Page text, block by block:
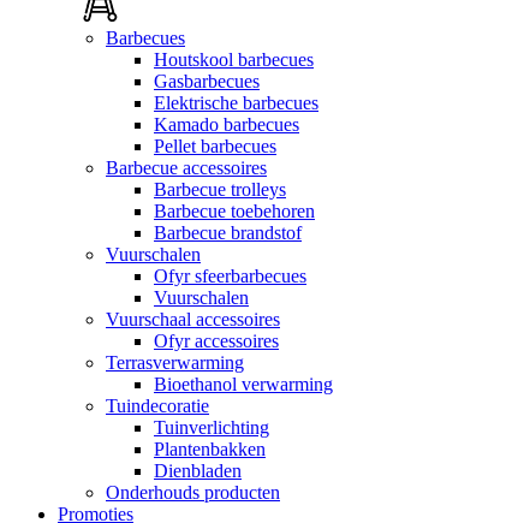
Barbecues
Houtskool barbecues
Gasbarbecues
Elektrische barbecues
Kamado barbecues
Pellet barbecues
Barbecue accessoires
Barbecue trolleys
Barbecue toebehoren
Barbecue brandstof
Vuurschalen
Ofyr sfeerbarbecues
Vuurschalen
Vuurschaal accessoires
Ofyr accessoires
Terrasverwarming
Bioethanol verwarming
Tuindecoratie
Tuinverlichting
Plantenbakken
Dienbladen
Onderhouds producten
Promoties